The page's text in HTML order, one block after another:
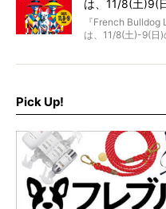
ェスには世代ど真
に豪華なラインナ
北は北海道、南は
グが一堂に会した
は、11/8(土)9(
マソング制作も
『French Bulldog
は、11/8(土)-9(日)
お得な前売りチ
ど、内容盛りだ
お見逃しなく！
Pick Up!